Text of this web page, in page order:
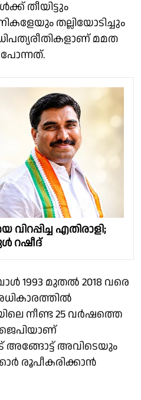
തീയിട്ടും
തല്ലിയോടിച്ചും
മമത
പോന്നത്.
എതിരാളി;
റഷീദ്
1993 മുതൽ 2018 വരെ
നീണ്ട 25 വർഷത്തെ
അങ്ങോട്ട് അവിടെയും
രൂപീകരിക്കാൻ